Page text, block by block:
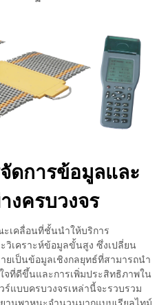
ดการข้อมูลและ
งครบวงจร
เคลื่อนที่ชั้นนำให้บริการ
เคราะห์ข้อมูลขั้นสูง ซึ่งเปลี่ยน
เป็นข้อมูลเชิงกลยุทธ์ที่สามารถนำ
จที่ดีขึ้นและการเพิ่มประสิทธิภาพใน
แบบครบวงจรเหล่านี้จะรวบรวม